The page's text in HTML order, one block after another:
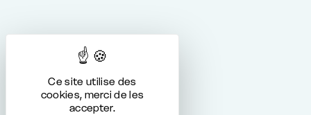
Ce site utilise des
cookies, merci de les
accepter.